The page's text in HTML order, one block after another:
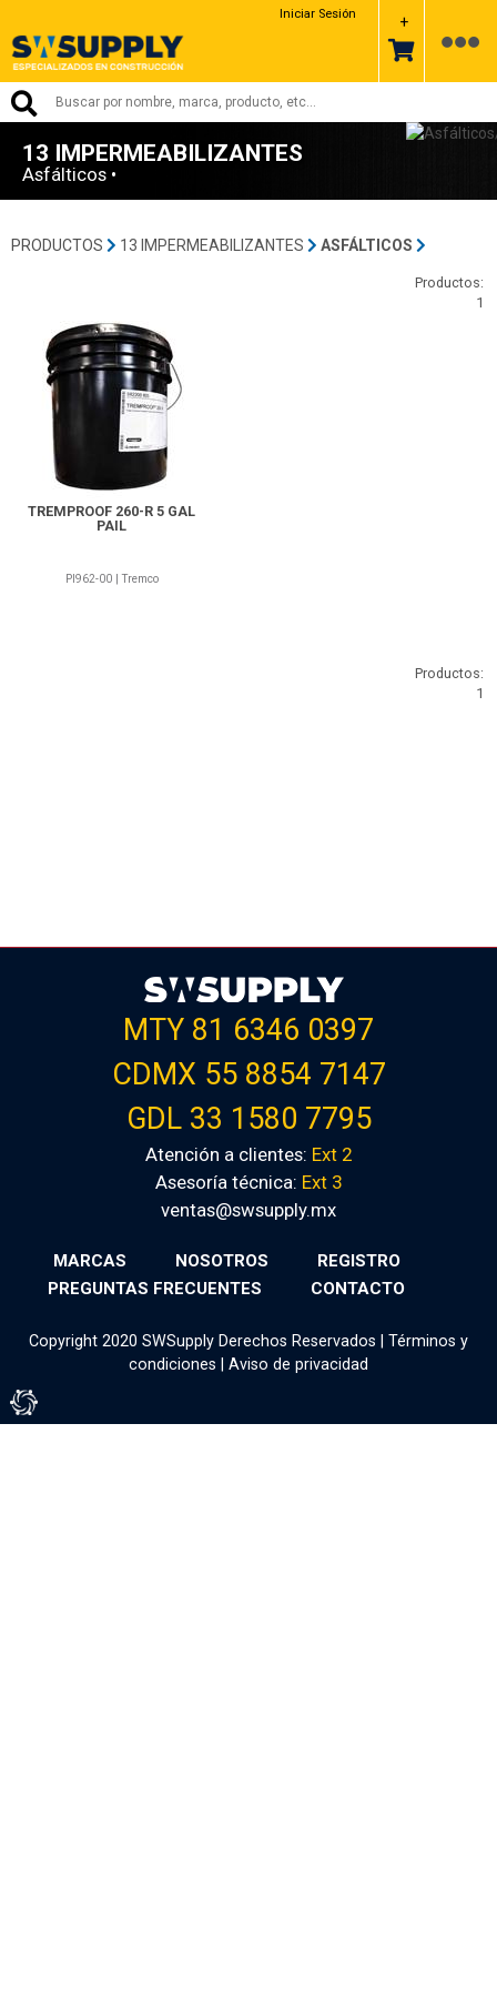
Iniciar Sesión +
13 IMPERMEABILIZANTES
Asfálticos •
PRODUCTOS 13 IMPERMEABILIZANTES ASFÁLTICOS
Productos:
1
TREMPROOF 260-R 5 GAL
PAIL
PI962-00 | Tremco
Productos:
1
MTY 81 6346 0397
CDMX 55 8854 7147
GDL 33 1580 7795
Atención a clientes: Ext 2
Asesoría técnica: Ext 3
ventas@swsupply.mx
MARCAS NOSOTROS
REGISTRO
PREGUNTAS FRECUENTES
CONTACTO
Copyright 2020 SWSupply Derechos Reservados | Términos y
condiciones
Aviso de privacidad